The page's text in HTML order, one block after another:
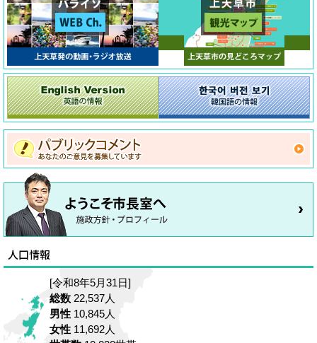
[令和8年5月31日]
総数 22,537人
男性 10,845人
女性 11,692人